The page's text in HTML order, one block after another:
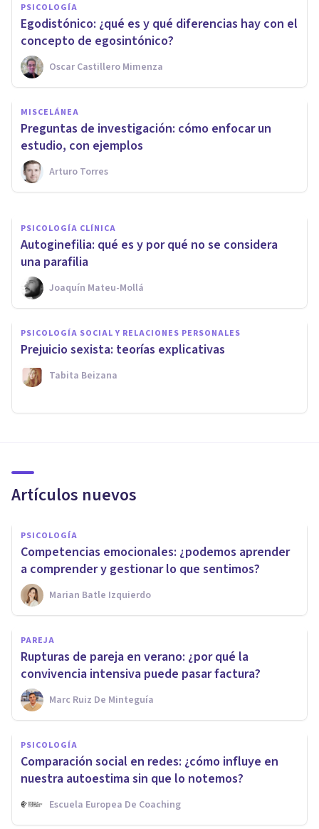
PSICOLOGÍA
Egodistónico: ¿qué es y qué diferencias hay con el
concepto de egosintónico?
Oscar Castillero Mimenza
MISCELÁNEA
​Preguntas de investigación: cómo enfocar un
estudio, con ejemplos
Arturo Torres
Las 5 principales diferencias
entre personas
Arturo Torres
PSICOLOGÍA CLÍNICA
Autoginefilia: qué es y por qué no se considera
una parafilia
Joaquín Mateu-Mollá
PSICOLOGÍA SOCIAL Y RELACIONES PERSONALES
​Prejuicio sexista: teorías explicativas
Tabita Beizana
Artículos nuevos
PSICOLOGÍA
Competencias emocionales: ¿podemos aprender
a comprender y gestionar lo que sentimos?
Marian Batle Izquierdo
PAREJA
Rupturas de pareja en verano: ¿por qué la
convivencia intensiva puede pasar factura?
Marc Ruiz De Minteguía
PSICOLOGÍA
Comparación social en redes: ¿cómo influye en
nuestra autoestima sin que lo notemos?
Escuela Europea De Coaching